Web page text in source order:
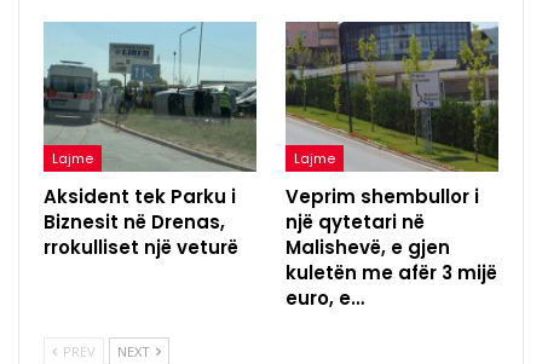
Lajme
Aksident tek Parku i
Biznesit në Drenas,
rrokulliset një veturë
Lajme
Veprim shembullor i
një qytetari në
Malishevë, e gjen
kuletën me afër 3 mijë
euro, e…
PREV NEXT